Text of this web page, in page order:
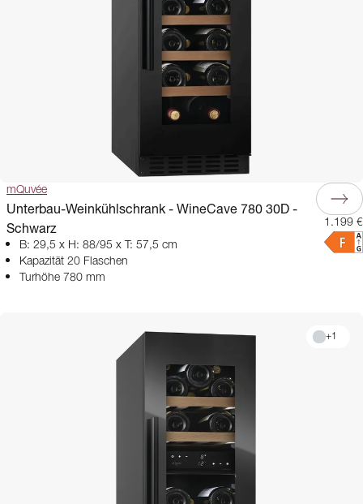
mQuvée
Unterbau-Weinkühlschrank - WineCave 780 30D -
Schwarz
B: 29,5 x H: 88/95 x T: 57,5 cm
Kapazität 20 Flaschen
Turhöhe 780 mm
1.199 €
+1